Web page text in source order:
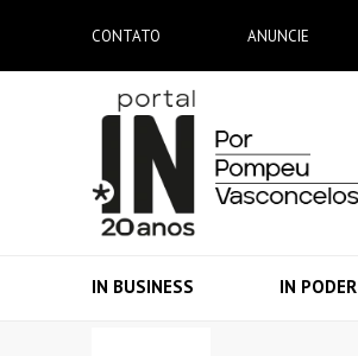
CONTATO ANUNCIE
IN BUSINESS IN PODER